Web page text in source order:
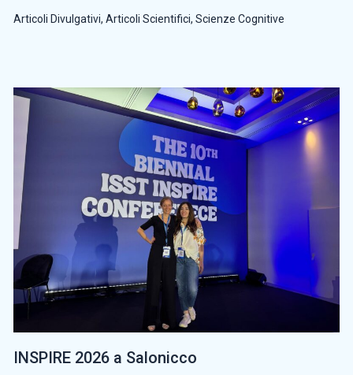
Articoli Divulgativi, Articoli Scientifici, Scienze Cognitive
INSPIRE 2026 a Salonicco